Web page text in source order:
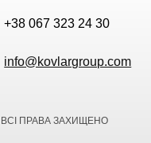
+38 067 323 24 30
info@kovlargroup.com
ВСІ ПРАВА ЗАХИЩЕНО